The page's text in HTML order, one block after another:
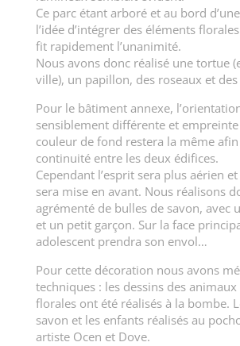
Ce parc étant arboré et au bord
l’idée d’intégrer des éléments
fit rapidement l’unanimité.
Nous avons donc réalisé une tortue
ville), un papillon, des roseaux et
Pour le bâtiment annexe,
sensiblement différente et
couleur de fond restera la même
continuité entre les deux édifices.
Cependant l’esprit sera plus aérien
sera mise en avant. Nous réalisons
agrémenté de bulles de savon, avec
et un petit garçon. Sur la face
adolescent prendra son envol…
Pour cette décoration nous avons
techniques : les dessins des
florales ont été réalisés à la bombe.
savon et les enfants réalisés au
artiste Ocen et Dove.